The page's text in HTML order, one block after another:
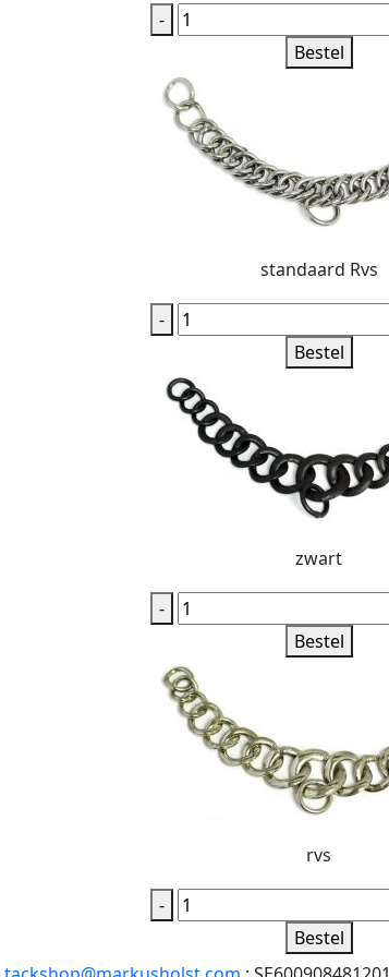
-
Bestel
standaard Rvs
-
Bestel
zwart
-
Bestel
rvs
-
Bestel